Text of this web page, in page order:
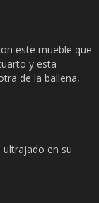
este mueble que
y esta
de la ballena,
en su